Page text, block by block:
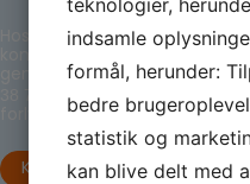
Hos Bilplejegruppen står vi
kompetencer til at tage
genvinder sit flotte ydre
38 74 07 06
eller skriv til os,
forlygter.
Kontakt os i dag
teknologier,
indsamle
formål, herunder:
bedre
statistik og
kan blive delt med